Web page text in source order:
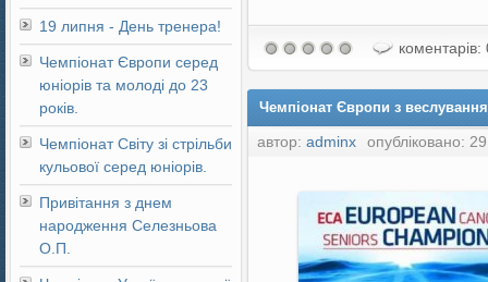
19 липня - День тренера!
Чемпіонат Європи серед
юніорів та молоді до 23
років.
Чемпіонат Світу зі стрільби
кульової серед юніорів.
Привітання з днем
народження Селезньова
О.П.
коментарів:
Чемпіонат Європи з
автор: adminx опубліковано: